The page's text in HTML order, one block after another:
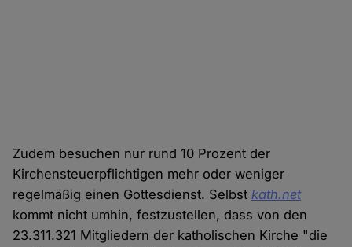
Zudem besuchen nur rund 10 Prozent der
Kirchensteuerpflichtigen mehr oder weniger
regelmäßig einen Gottesdienst. Selbstkath.net
kommt nicht umhin, festzustellen, dass von den
23.311.321 Mitgliedern der katholischen Kirche "die